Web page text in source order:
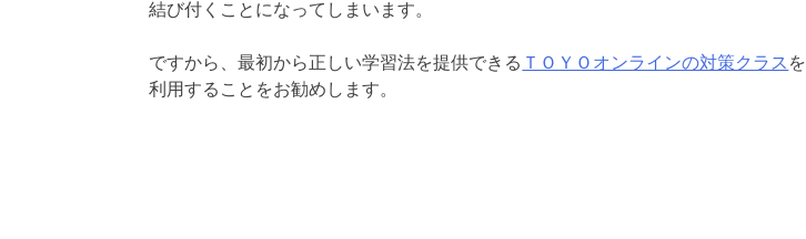
結び付くことになってしまいます。
ですから、最初から正しい学習法を提供できる ＴＯＹＯオンラインの対策クラス を
利用することをお勧めします。